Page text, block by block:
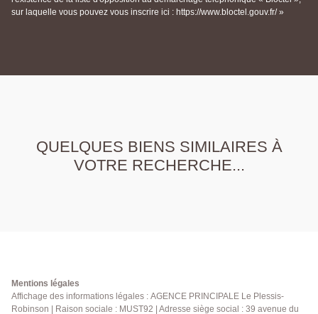
sur laquelle vous pouvez vous inscrire ici : https://www.bloctel.gouv.fr/ »
QUELQUES BIENS SIMILAIRES À
VOTRE RECHERCHE...
Mentions légales
Affichage des informations légales : AGENCE PRINCIPALE Le Plessis-
Robinson | Raison sociale : MUST92 | Adresse siège social : 39 avenue du